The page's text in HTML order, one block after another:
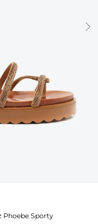
Phoebe Sporty